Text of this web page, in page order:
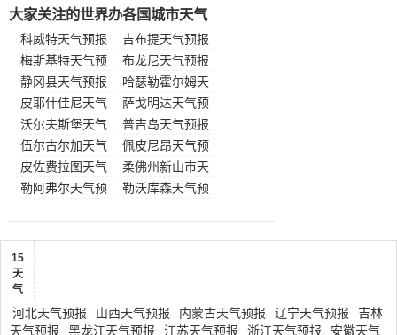
大家关注的世界办各国城市天气
科威特天气预报
吉布提天气预报
梅斯基特天气预
报
布龙尼天气预报
静冈县天气预报
哈瑟勒霍尔姆天
气预报
皮耶什佳尼天气
预报
萨戈明达天气预
报
沃尔夫斯堡天气
预报
普吉岛天气预报
伍尔古尔加天气
预报
佩皮尼昂天气预
报
皮佐费拉图天气
预报
柔佛州新山市天
气预报
勒阿弗尔天气预
勒沃库森天气预
15
天
气
河北天气预报 山西天气预报 内蒙古天气预报 辽宁天气预报
吉林
天气预报
黑龙江天气预报 江苏天气预报 浙江天气预报 安徽天气